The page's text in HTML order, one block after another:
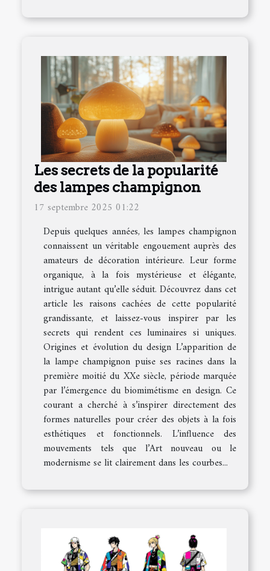
Les secrets de la popularité
des lampes champignon
17 septembre 2025 01:22
Depuis quelques années, les lampes champignon
connaissent un véritable engouement auprès des
amateurs de décoration intérieure. Leur forme
organique, à la fois mystérieuse et élégante,
intrigue autant qu’elle séduit. Découvrez dans cet
article les raisons cachées de cette popularité
grandissante, et laissez-vous inspirer par les
secrets qui rendent ces luminaires si uniques.
Origines et évolution du design L’apparition de
la lampe champignon puise ses racines dans la
première moitié du XXe siècle, période marquée
par l’émergence du biomimétisme en design. Ce
courant a cherché à s’inspirer directement des
formes naturelles pour créer des objets à la fois
esthétiques et fonctionnels. L’influence des
mouvements tels que l’Art nouveau ou le
modernisme se lit clairement dans les courbes...